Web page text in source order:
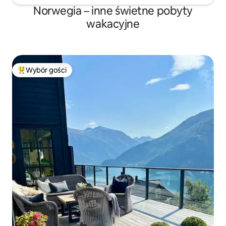
Norwegia – inne świetne pobyty
wakacyjne
Najpopularniejsze z kategorii Wybór gości
Wybór gości